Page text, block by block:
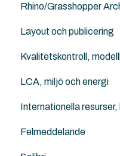
Archicad
Rhino/Grasshopper
Rhino - Grasshopper
Layout och publicering
Archicad
Kvalitetskontroll,
Solibri
Archicad
LCA, miljö och energi
Anavitor LCA
Internationella
Graphisoft
Felmeddelande